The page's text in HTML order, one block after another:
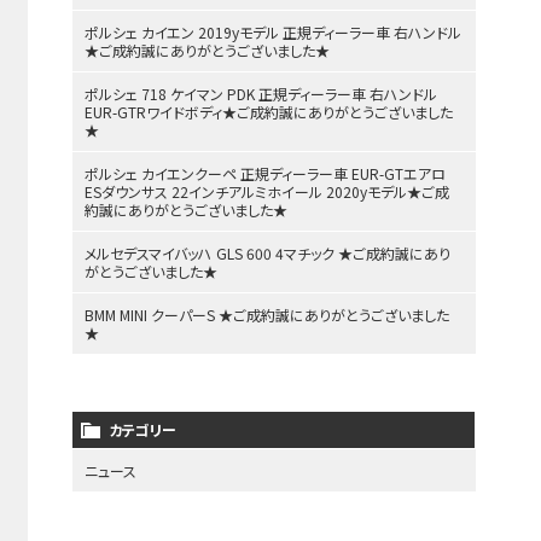
ポルシェ カイエン 2019yモデル 正規ディーラー車 右ハンドル
★ご成約誠にありがとうございました★
ポルシェ 718 ケイマン PDK 正規ディーラー車 右ハンドル
EUR-GTRワイドボディ★ご成約誠にありがとうございました
★
ポルシェ カイエンクーペ 正規ディーラー車 EUR-GTエアロ
ESダウンサス 22インチアルミホイール 2020yモデル★ご成
約誠にありがとうございました★
メルセデスマイバッハ GLS 600 4マチック ★ご成約誠にあり
がとうございました★
BMM MINI クーパーS ★ご成約誠にありがとうございました
★
カテゴリー
ニュース